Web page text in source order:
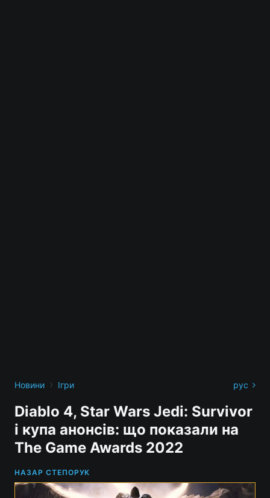
Новини › Ігри рус
Diablo 4, Star Wars Jedi: Survivor
і купа анонсів: що показали на
The Game Awards 2022
НАЗАР СТЕПОРУК